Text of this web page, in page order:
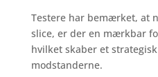
Testere har bemærket, at
slice, er der en mærkbar
hvilket skaber et
modstanderne.